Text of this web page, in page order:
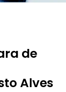
de
Alves